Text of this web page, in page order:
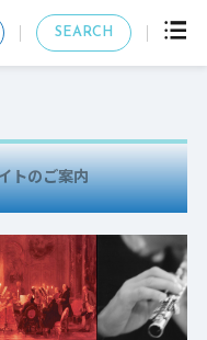
SEARCH
トのご案内